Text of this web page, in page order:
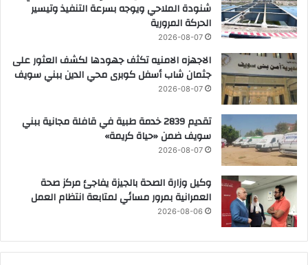
شنودة الملاحي ويوجه بسرعة التنفيذ وتيسير
الحركة المرورية
2026-08-07
الاجهزه الامنيه تكثف جهودها لكشف العثور على
جثمان شاب أسفل كوبرى محي الدين ببني سويف
2026-08-07
تقديم 2839 خدمة طبية في قافلة مجانية ببني
سويف ضمن «حياة كريمة»
2026-08-07
وكيل وزارة الصحة بالجيزة يفاجئ مركز صحة
العمرانية بمرور مسائي لمتابعة انتظام العمل
2026-08-06